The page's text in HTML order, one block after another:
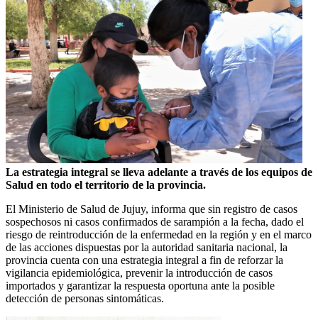
La estrategia integral se lleva adelante a través de los equipos de
Salud en todo el territorio de la provincia.
El Ministerio de Salud de Jujuy, informa que sin registro de casos
sospechosos ni casos confirmados de sarampión a la fecha, dado el
riesgo de reintroducción de la enfermedad en la región y en el marco
de las acciones dispuestas por la autoridad sanitaria nacional, la
provincia cuenta con una estrategia integral a fin de reforzar la
vigilancia epidemiológica, prevenir la introducción de casos
importados y garantizar la respuesta oportuna ante la posible
detección de personas sintomáticas.